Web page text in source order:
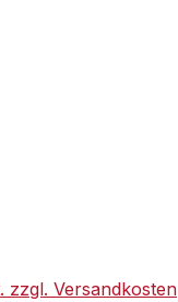
zzgl. Versandkosten